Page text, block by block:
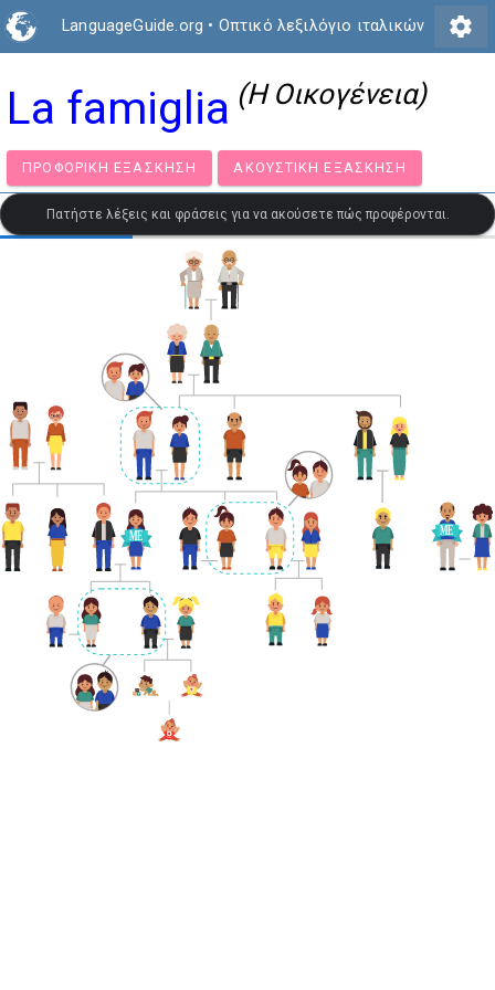
LanguageGuide.org • Οπτικό λεξιλόγιο ιταλικών settings
La famiglia (Η Οικογένεια)
ΠΡΟΦΟΡΙΚΉ ΕΞΆΣΚΗΣΗ ΑΚΟΥΣΤΙΚΉ ΕΞΆΣΚΗΣΗ
Πατήστε λέξεις και φράσεις για να ακούσετε πώς προφέρονται.